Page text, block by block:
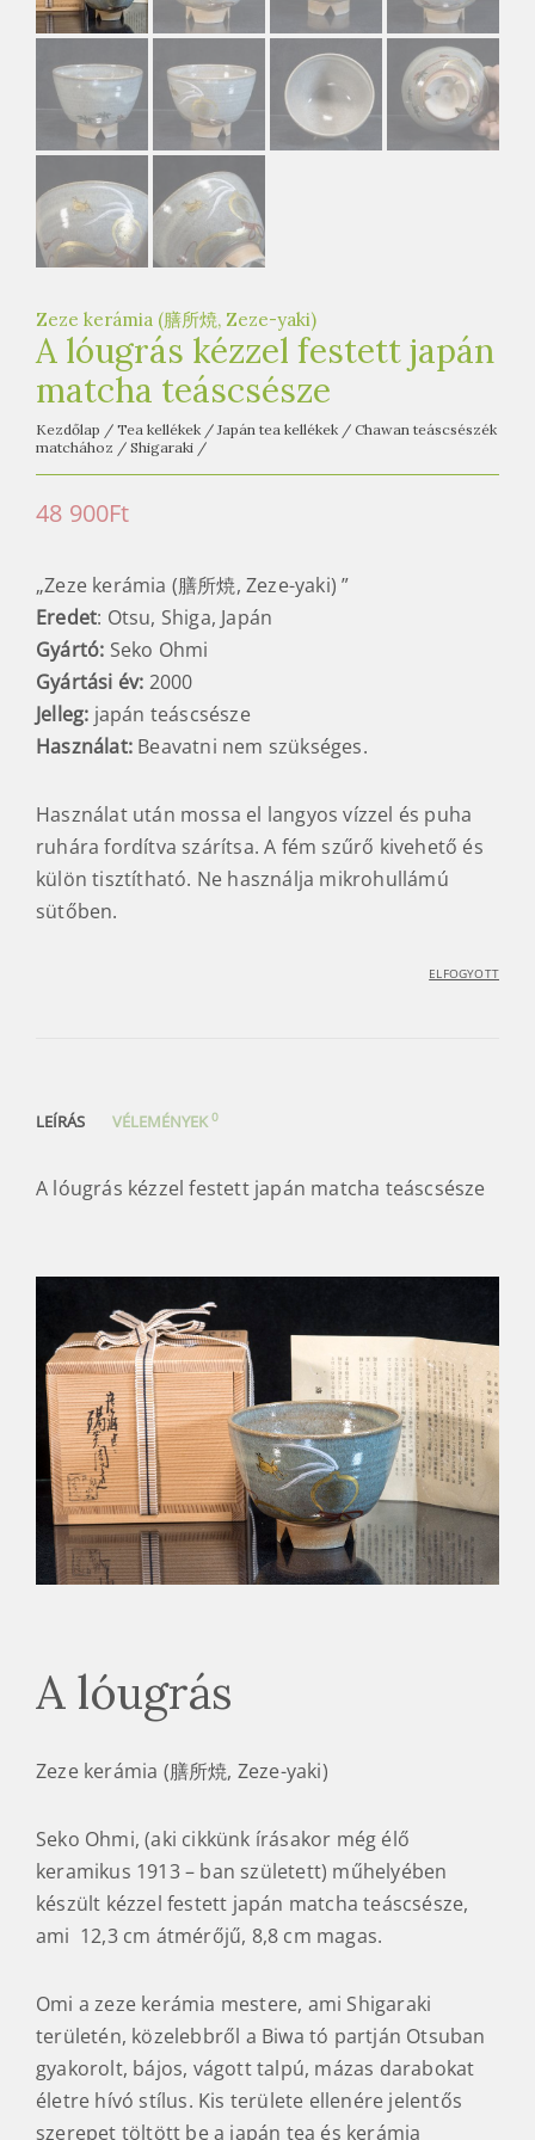
t
e
á
z
Zeze kerámia (膳所焼, Zeze-yaki)
A lóugrás kézzel festett japán
matcha teáscsésze
Kezdőlap / Tea kellékek /Japán tea kellékek / Chawan teáscsészék
matchához / Shigaraki /
48 900Ft
„Zeze kerámia (膳所焼, Zeze-yaki) ”
Eredet: Otsu, Shiga, Japán
Gyártó: Seko Ohmi
Gyártási év: 2000
Jelleg: japán teáscsésze
Használat: Beavatni nem szükséges.
Használat után mossa el langyos vízzel és puha
ruhára fordítva szárítsa. A fém szűrő kivehető és
külön tisztítható. Ne használja mikrohullámú
sütőben.
ELFOGYOTT
LEÍRÁS VÉLEMÉNYEK0
A lóugrás kézzel festett japán matcha teáscsésze
A lóugrás
Zeze kerámia (膳所焼, Zeze-yaki)
Seko Ohmi, (aki cikkünk írásakor még élő
keramikus 1913 – ban született) műhelyében
készült kézzel festett japán matcha teáscsésze,
ami 12,3 cm átmérőjű, 8,8 cm magas.
Omi a zeze kerámia mestere, ami Shigaraki
területén, közelebbről a Biwa tó partján Otsuban
gyakorolt, bájos, vágott talpú, mázas darabokat
életre hívó stílus. Kis területe ellenére jelentős
szerepet töltött be a japán tea és kerámia